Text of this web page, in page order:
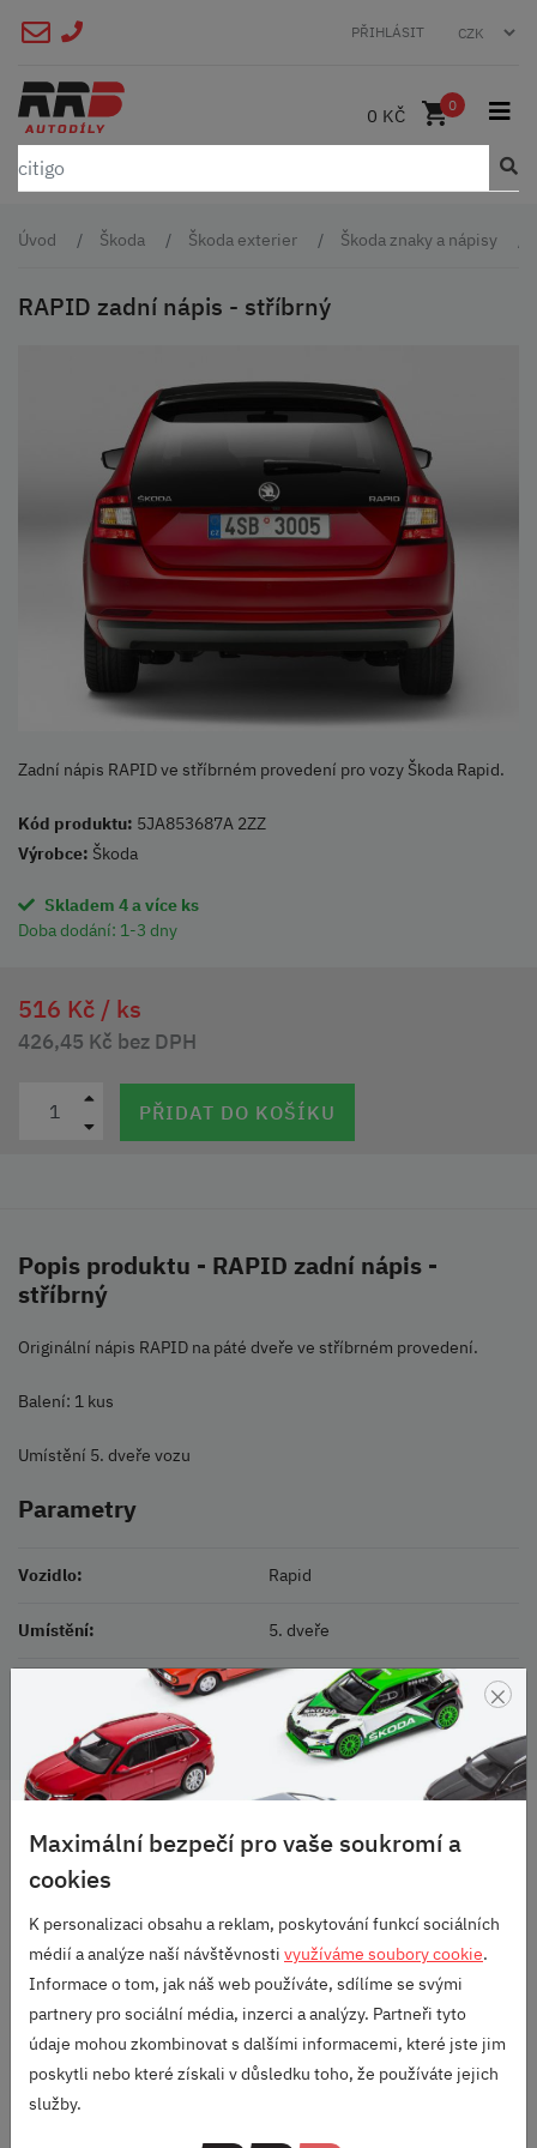
PŘIHLÁSIT
0 KČ 0
Úvod Škoda Škoda exterier Škoda znaky a nápisy
RAPID zadní nápis - stříbrný
Zadní nápis RAPID ve stříbrném provedení pro vozy Škoda Rapid.
Kód produktu: 5JA853687A 2ZZ
Výrobce: Škoda
Skladem 4 a více ks
Doba dodání: 1-3 dny
516 Kč / ks
426,45 Kč bez DPH
PŘIDAT DO KOŠÍKU
Popis produktu - RAPID zadní nápis -
stříbrný
Originální nápis RAPID na páté dveře ve stříbrném provedení.
Balení: 1 kus
Umístění 5. dveře vozu
Parametry
Vozidlo: Rapid
Umístění: 5. dveře
Stříbrná
OD 2500 KČ
ZNAČEK
RODINNÁ FIRMA
S DLOUHOU TRADICÍ
SKVĚLÉ HODNOCENÍ
×
Maximální bezpečí pro vaše soukromí a
cookies
K personalizaci obsahu a reklam, poskytování funkcí sociálních
médií a analýze naší návštěvnosti využíváme soubory cookie.
Informace o tom, jak náš web používáte, sdílíme se svými
partnery pro sociální média, inzerci a analýzy. Partneři tyto
údaje mohou zkombinovat s dalšími informacemi, které jste jim
poskytli nebo které získali v důsledku toho, že používáte jejich
služby.